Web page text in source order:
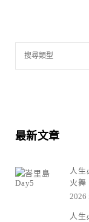
最新文章
人生
火舞
2026
人生